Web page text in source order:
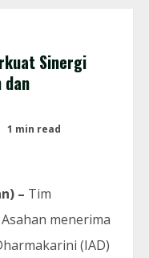
Sinergi
dan
1 min read
– Tim
menerima
(IAD)